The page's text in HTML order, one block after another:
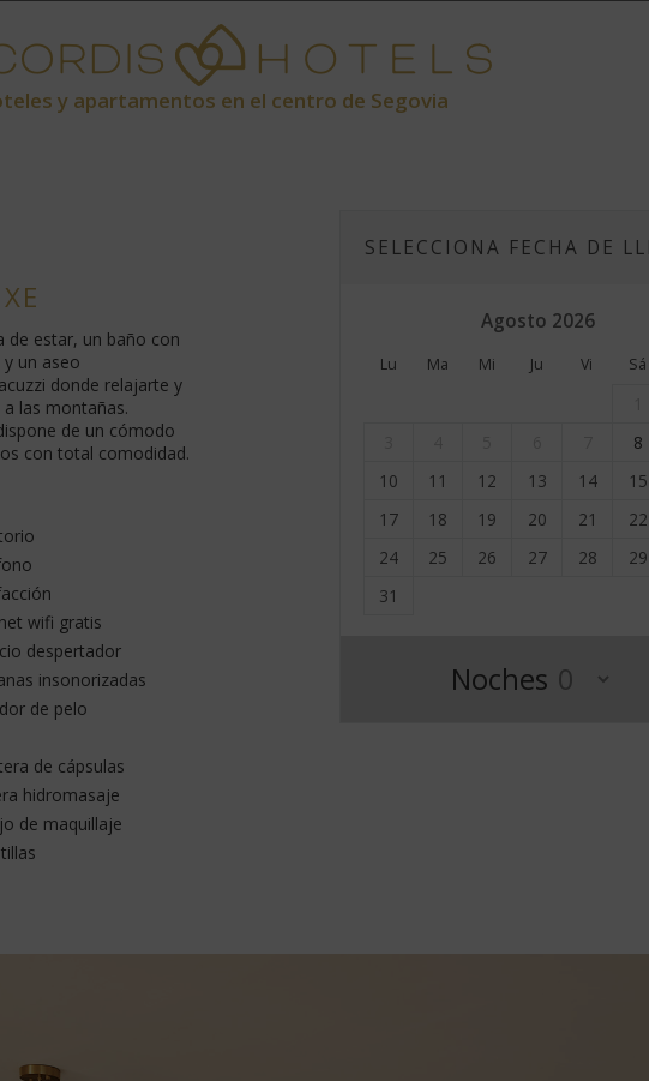
y apartamentos en el centro de Segovia
de estar, un baño con
un aseo
donde relajarte y
las montañas.
de un cómodo
con total comodidad.
wifi gratis
despertador
insonorizadas
de pelo
de cápsulas
hidromasaje
de maquillaje
SELECCIONA FECHA DE
Agosto 2026
Lu Ma Mi Ju Vi Sá
8
10
11 12 13 14 15
17
18 19 20 21 22
24
25 26 27 28 29
31
Noches